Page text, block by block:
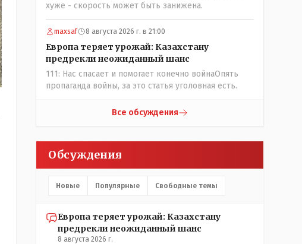
хуже - скорость может быть занижена.
maxsaf 8 августа 2026 г. в 21:00
Европа теряет урожай: Казахстану
предрекли неожиданный шанс
111: Нас спасает и помогает конечно войнаОпять
пропаганда войны, за это статья уголовная есть.
Все обсуждения
Обсуждения
Новые Популярные Свободные темы
Европа теряет урожай: Казахстану
предрекли неожиданный шанс
8 августа 2026 г.